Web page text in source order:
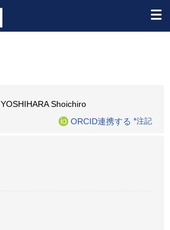
YOSHIHARA Shoichiro
ORCID連携する *注記